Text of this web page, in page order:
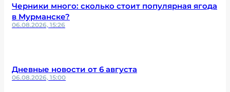
Черники много: сколько стоит популярная ягода
в Мурманске?
06.08.2026, 15:26
Дневные новости от 6 августа
06.08.2026, 15:00